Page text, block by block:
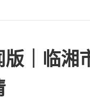
｜临湘